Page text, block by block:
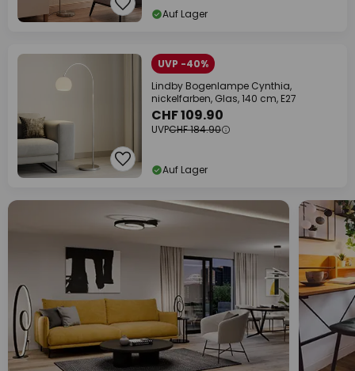
Auf Lager
UVP -40%
Lindby Bogenlampe Cynthia,
nickelfarben, Glas, 140 cm, E27
CHF 109.90
UVPCHF 184.90
Auf Lager